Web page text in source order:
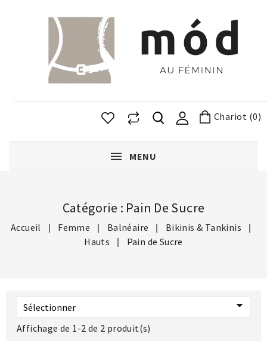
Chariot (0)
MENU
Catégorie : Pain De Sucre
Accueil Femme Balnéaire
Bikinis & Tankinis
Hauts
Pain de Sucre
Sélectionner 
Affichage de 1-2 de 2 produit(s)